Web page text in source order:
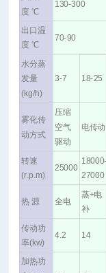
度 ℃
130-300
出口温
度 ℃
70-90
水分蒸
发量
(kg/h)
3-7 18-25
雾化传
动方式
压缩
空气
驱动
电传动
转速
(r.p.m)
25000
18000-
27000
热 源 全电
蒸+电
补
传动功
率(kw)
4.2 14
加热功